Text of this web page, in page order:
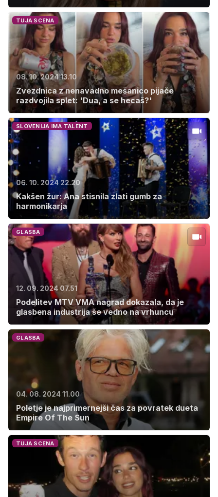
TUJA SCENA
08. 10. 2024 13.10
Zvezdnica z nenavadno mešanico pijače
razdvojila splet: 'Dua, a se hecaš?'
SLOVENIJA IMA TALENT
06. 10. 2024 22.20
Kakšen žur: Ana stisnila zlati gumb za
harmonikarja
GLASBA
12. 09. 2024 07.51
Podelitev MTV VMA nagrad dokazala, da je
glasbena industrija še vedno na vrhuncu
GLASBA
04. 08. 2024 11.00
Poletje je najprimernejši čas za povratek dueta
Empire Of The Sun
TUJA SCENA